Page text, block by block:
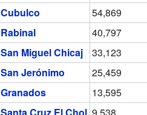
Cubulco
54,869
Rabinal
40,797
San Miguel Chicaj
33,123
San Jerónimo
25,459
Granados
13,595